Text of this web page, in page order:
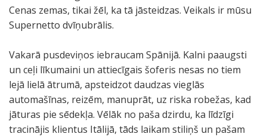
Cenas zemas, tikai žēl, ka tā jāsteidzas. Veikals ir mūsu
Supernetto dvīņubrālis.
Vakarā pusdeviņos iebraucam Spānijā. Kalni paaugsti
un ceļi līkumaini un attiecīgais šoferis nesas no tiem
lejā lielā ātrumā, apsteidzot daudzas vieglās
automašīnas, reizēm, manuprāt, uz riska robežas, kad
jāturas pie sēdekļa. Vēlāk no paša dzirdu, ka līdzīgi
tracinājis klientus Itālijā, tāds laikam stiliņš un pašam